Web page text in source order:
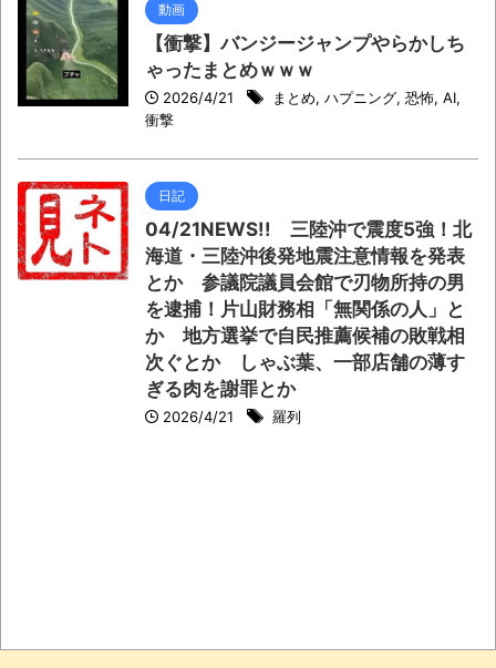
動画
【衝撃】バンジージャンプやらかしち
ゃったまとめｗｗｗ
2026/4/21 まとめ, ハプニング, 恐怖, AI,
衝撃
日記
04/21NEWS!! 三陸沖で震度5強！北
海道・三陸沖後発地震注意情報を発表
とか 参議院議員会館で刃物所持の男
を逮捕！片山財務相「無関係の人」と
か 地方選挙で自民推薦候補の敗戦相
次ぐとか しゃぶ葉、一部店舗の薄す
ぎる肉を謝罪とか
2026/4/21 羅列